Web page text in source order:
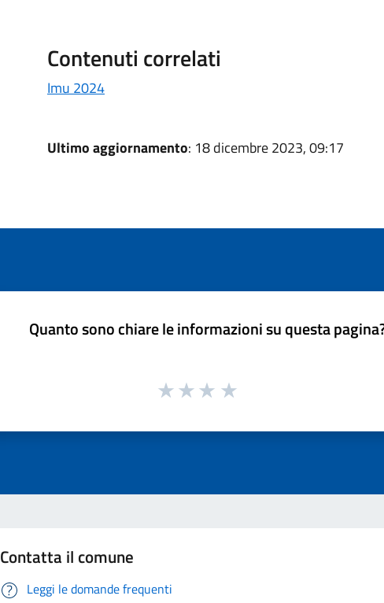
Contenuti correlati
Imu 2024
Ultimo aggiornamento: 18 dicembre 2023, 09:17
Quanto sono chiare le informazioni su questa
Contatta il comune
Leggi le domande frequenti